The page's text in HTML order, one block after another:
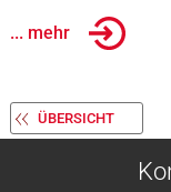
... mehr
ÜBERSICHT